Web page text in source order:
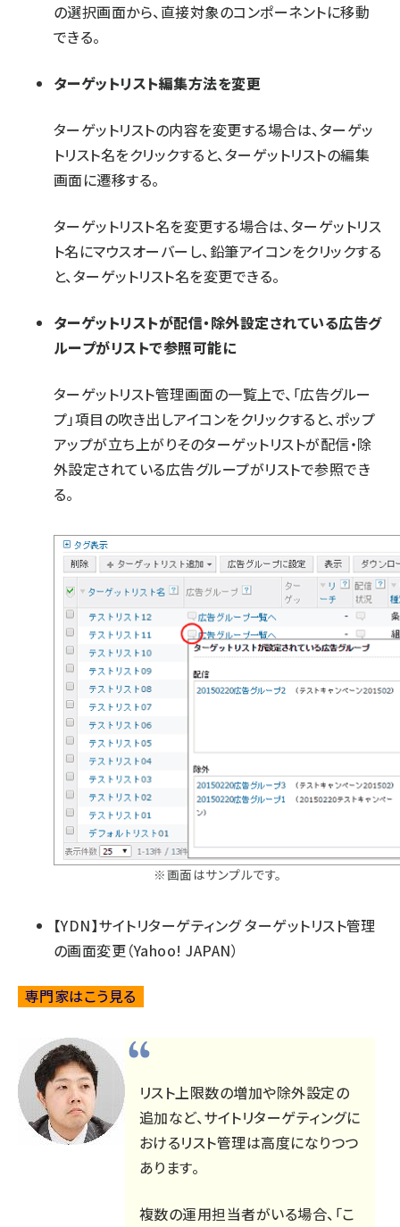
の選択画面から、直接対象のコンポーネントに移動
できる。
ターゲットリスト編集方法を変更
ターゲットリストの内容を変更する場合は、ターゲッ
トリスト名をクリックすると、ターゲットリストの編集
画面に遷移する。
ターゲットリスト名を変更する場合は、ターゲットリス
ト名にマウスオーバーし、鉛筆アイコンをクリックする
と、ターゲットリスト名を変更できる。
ターゲットリストが配信・除外設定されている広告グ
ループがリストで参照可能に
ターゲットリスト管理画面の一覧上で、「広告グルー
プ」項目の吹き出しアイコンをクリックすると、ポップ
アップが立ち上がりそのターゲットリストが配信・除
外設定されている広告グループがリストで参照でき
る。
※画面はサンプルです。
【YDN】サイトリターゲティング ターゲットリスト管理
の画面変更（Yahoo! JAPAN）
専門家はこう見る
リスト上限数の増加や除外設定の
追加など、サイトリターゲティングに
おけるリスト管理は高度になりつつ
あります。
複数の運用担当者がいる場合、「こ